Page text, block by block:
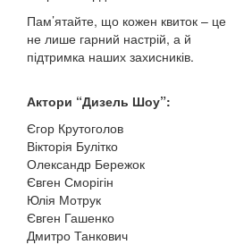
Пам’ятайте, що кожен квиток – це
не лише гарний настрій, а й
підтримка наших захисників.
Актори “Дизель Шоу”:
Єгор Крутоголов
Вікторія Булітко
Олександр Бережок
Євген Сморігін
Юлія Мотрук
Євген Гашенко
Дмитро Танкович